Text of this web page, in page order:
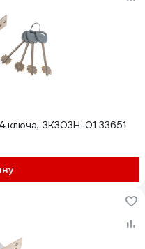
ЗК303Н-01 33651